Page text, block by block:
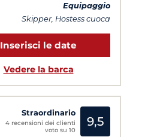
Equipaggio
Skipper, Hostess cuoca
Inserisci le date
Vedere la barca
Straordinario
4 recensioni dei clienti
voto su 10
9,5